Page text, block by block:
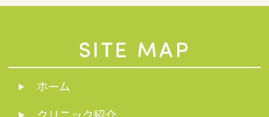
SITE MAP
ホーム